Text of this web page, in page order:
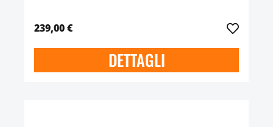
239,00 €
DETTAGLI